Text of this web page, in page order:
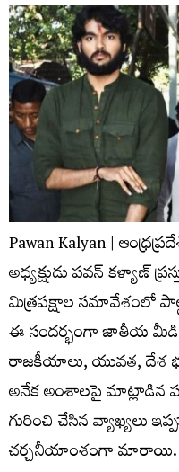
Pawan Kalyan |
అధ్యక్షుడు పవన్ కళ్యాణ్
మిత్రపక్షాల సమావేశంలో
ఈ సందర్భంగా జాతీయ
రాజకీయాలు, యువత, దేశ
అనేక అంశాలపై మాట్లాడిన
గురించి చేసిన వ్యాఖ్యలు
చర్చనీయాంశంగా మారాయి.